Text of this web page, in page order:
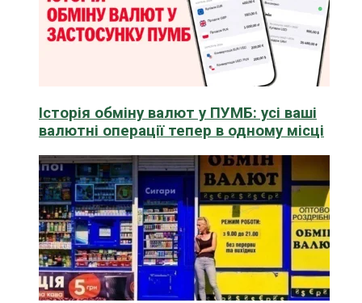
Історія обміну валют у ПУМБ: усі ваші
валютні операції тепер в одному місці